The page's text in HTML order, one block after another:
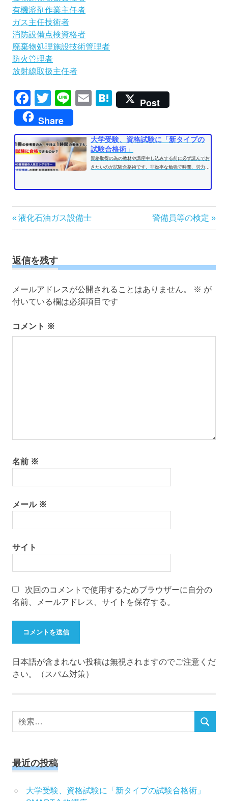
有機溶剤作業主任者
ガス主任技術者
消防設備点検資格者
廃棄物処理施設技術管理者
防火管理者
放射線取扱主任者
Facebook
TwitterLineEmailHatena
Post
Share
大学受験、資格試験に「新タイプの
試験合格術」
資格取得の為の教材や講座申し込みする前に必ず読んでお
きたいのが試験合格術です。非効率な勉強で時間、労力を
投
稿
ビ
ゲ
ー
シ
ン
前
の
事:
液化石油ガス設備士
次
の
警備員等の検定
返信を残す
メールアドレスが公開されることはありません。 ※ が
付いている欄は必須項目です
コメント ※
名前 ※
メール ※
サイト
次回のコメントで使用するためブラウザーに自分の
名前、メールアドレス、サイトを保存する。
日本語が含まれない投稿は無視されますのでご注意くだ
さい。（スパム対策）
検
検
最近の投稿
大学受験、資格試験に「新タイプの試験合格術」